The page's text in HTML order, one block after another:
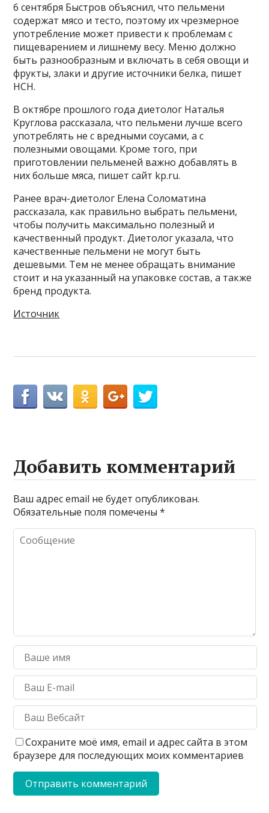
6 сентября Быстров объяснил, что пельмени
содержат мясо и тесто, поэтому их чрезмерное
употребление может привести к проблемам с
пищеварением и лишнему весу. Меню должно
быть разнообразным и включать в себя овощи и
фрукты, злаки и другие источники белка, пишет
НСН.
В октябре прошлого года диетолог Наталья
Круглова рассказала, что пельмени лучше всего
употреблять не с вредными соусами, а с
полезными овощами. Кроме того, при
приготовлении пельменей важно добавлять в
них больше мяса, пишет сайт kp.ru.
Ранее врач-диетолог Елена Соломатина
рассказала, как правильно выбрать пельмени,
чтобы получить максимально полезный и
качественный продукт. Диетолог указала, что
качественные пельмени не могут быть
дешевыми. Тем не менее обращать внимание
стоит и на указанный на упаковке состав, а также
бренд продукта.
Источник
Добавить комментарий
Ваш адрес email не будет опубликован.
Обязательные поля помечены*
Сохраните моё имя, email и адрес сайта в этом
браузере для последующих моих комментариев